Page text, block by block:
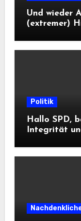
Und wieder
(extremer)
Politik
Hallo SPD,
Integrität